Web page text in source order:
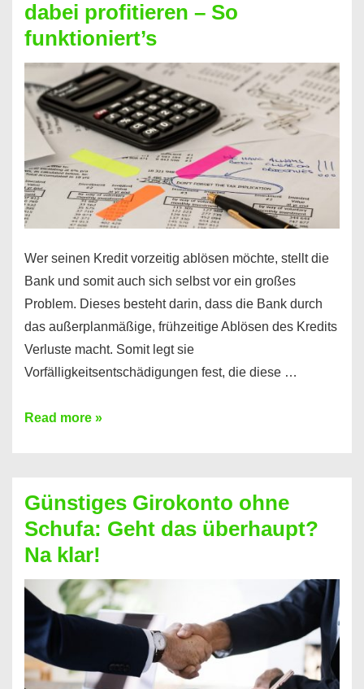
berechnen
–
Mit
diesen
Regeln!
dabei profitieren – So
funktioniert’s
Wer seinen Kredit vorzeitig ablösen möchte, stellt die
Bank und somit auch sich selbst vor ein großes
Problem. Dieses besteht darin, dass die Bank durch
das außerplanmäßige, frühzeitige Ablösen des Kredits
Verluste macht. Somit legt sie
Vorfälligkeitsentschädigungen fest, die diese …
Kredit
dabei
profitieren
–
So
funktioniert’s
Read more »
Günstiges Girokonto ohne
Schufa: Geht das überhaupt?
Na klar!